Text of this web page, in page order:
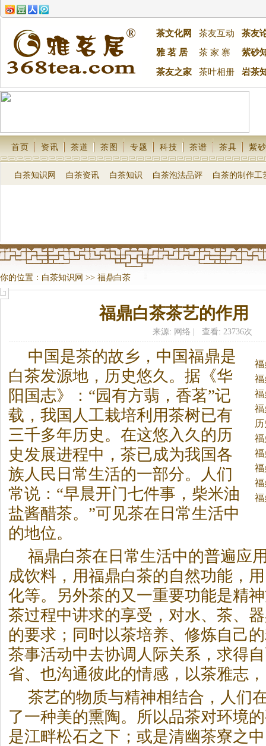
茶文化网 茶友互动
茶友
雅 茗 居
茶 家 寨 紫砂
茶友之家 茶叶相册 岩茶
首页 资讯 茶道 茶图 专题 科技 茶谱 茶具 紫砂
白茶知识网 白茶资讯 白茶知识 白茶泡法品评 白茶的制作工
你的位置： 白茶知识网 >> 福鼎白茶
福鼎白茶茶艺的作用
来源: 网络 | 查看: 23736次
中国是茶的故乡，中国福鼎是
白茶发源地，历史悠久。 据《华
阳国志》：“园有方翡，香茗”记
载，我国人工栽培利用茶树已有
三千多年历史。在这悠入久的历
史发展进程中，茶已成为我国各
族人民日常生活的一部分。人们
常说：“早晨开门七件事，柴米油
盐酱醋茶。”可见茶在日常生活中
的地位。
福鼎白茶在日常生活中的普遍应
成饮料，用福鼎白茶的自然功能，
化等。另外茶的又一重要功能是精
茶过程中讲求的享受，对水、茶、
的要求；同时以茶培养、修炼自己
茶事活动中去协调人际关系，求得
省、也沟通彼此的情感，以茶雅志
茶艺的物质与精神相结合，人们
了一种美的熏陶。所以品茶对环境
是江畔松石之下；或是清幽茶寮之